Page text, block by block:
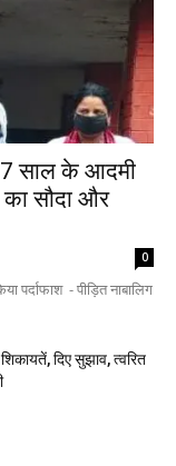
साल के आदमी
का सौदा और
0
- पीड़ित नाबालिग
दिए सुझाव, त्वरित